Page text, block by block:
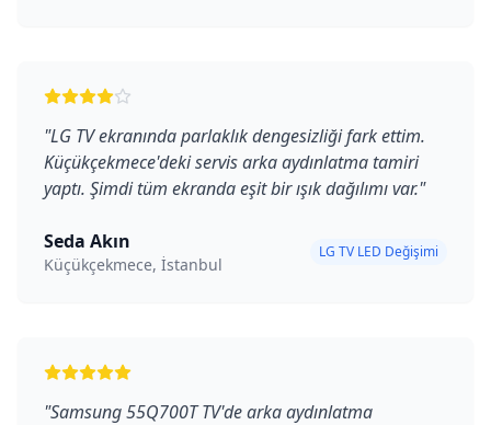
"LG TV ekranında parlaklık dengesizliği fark ettim.
Küçükçekmece'deki servis arka aydınlatma tamiri
yaptı. Şimdi tüm ekranda eşit bir ışık dağılımı var."
Seda Akın
Küçükçekmece, İstanbul
LG TV LED Değişimi
"Samsung 55Q700T TV'de arka aydınlatma